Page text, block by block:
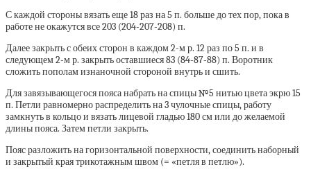
С каждой стороны вязать еще 18 раз на 5 п. больше до тех пор, пока в
работе не окажутся все 203 (204-207-208) п.
Далее закрыть с обеих сторон в каждом 2-м р. 12 раз по 5 п. и в
следующем 2-м р. закрыть оставшиеся 83 (84-87-88) п. Воротник
сложить пополам изнаночной стороной внутрь и сшить.
Для завязывающегося пояса набрать на спицы №5 нитью цвета экрю 15
п. Петли равномерно распределить на 3 чулочные спицы, работу
замкнуть в кольцо и вязать лицевой гладью 180 см или до желаемой
длины пояса. Затем петли закрыть.
Пояс разложить на горизонтальной поверхности, соединить наборный
и закрытый края трикотажным швом (= «петля в петлю»).